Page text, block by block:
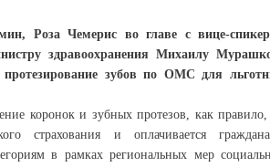
Роза Чемерис во главе с вице-
здравоохранения Михаилу
зубов по ОМС для
коронок и зубных протезов, как
страхования и оплачивается
в рамках региональных мер